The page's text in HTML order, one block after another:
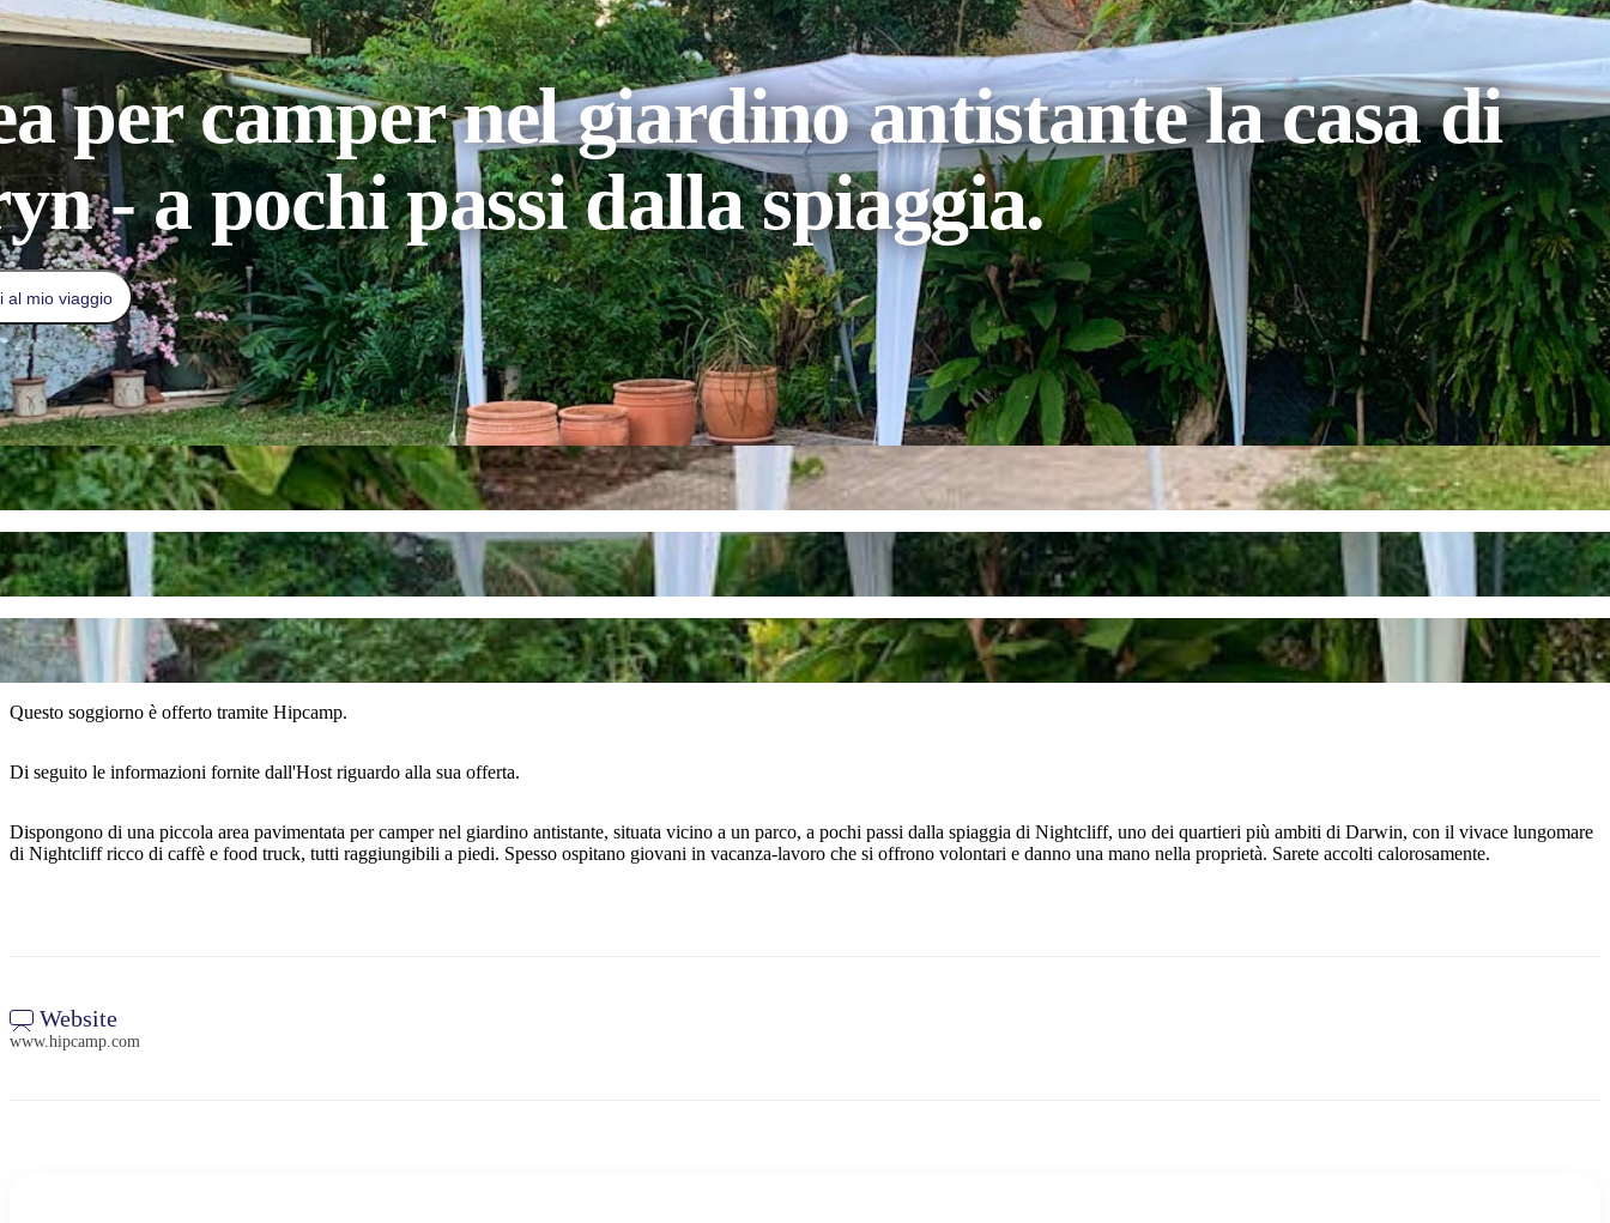
per camper nel giardino antistante la casa di
- a pochi passi dalla spiaggia.
al mio viaggio
Questo soggiorno è offerto tramite Hipcamp.
Di seguito le informazioni fornite dall'Host riguardo alla sua offerta.
Dispongono di una piccola area pavimentata per camper nel giardino antistante, situata vicino a un parco, a pochi passi dalla spiaggia di Nightcliff, uno dei quartieri più ambiti di Darwin, con il vivace lungomare
di Nightcliff ricco di caffè e food truck, tutti raggiungibili a piedi. Spesso ospitano giovani in vacanza-lavoro che si offrono volontari e danno una mano nella proprietà. Sarete accolti calorosamente.
Website
www.hipcamp.com